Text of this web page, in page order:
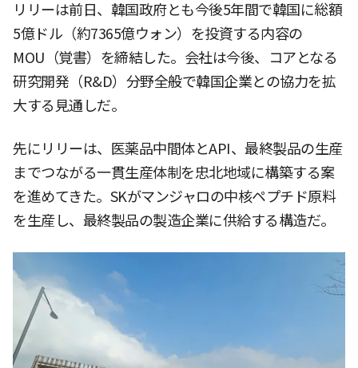
リリーは前日、韓国政府とも今後5年間で韓国に総額
5億ドル（約7365億ウォン）を投資する内容の
MOU（覚書）を締結した。会社は今後、コアとなる
研究開発（R&D）分野全般で韓国企業との協力を拡
大する見通しだ。
先にリリーは、医薬品中間体とAPI、最終製品の生産
までつながる一貫生産体制を忠北地域に構築する案
を進めてきた。SKがマンジャロの中核ペプチド原料
を生産し、最終製品の製造企業に供給する構造だ。